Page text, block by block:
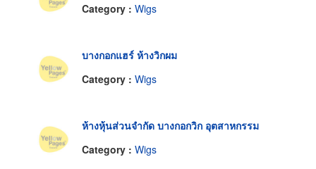
Category : Wigs
บางกอกแฮร์ ห้างวิกผม
Category : Wigs
ห้างหุ้นส่วนจำกัด บางกอกวิก อุตสาหกรรม
Category : Wigs